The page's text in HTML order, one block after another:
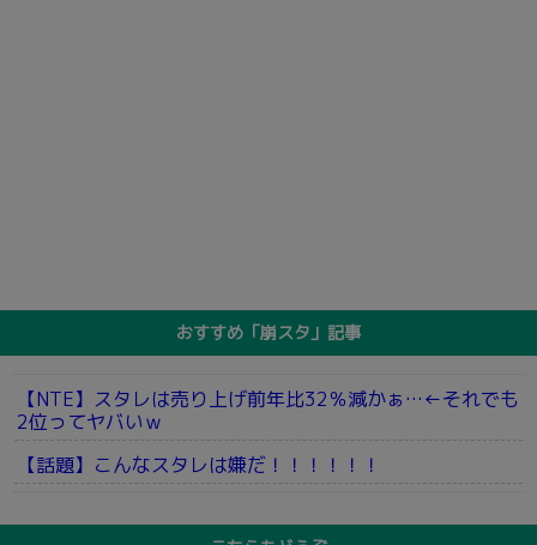
おすすめ「崩スタ」記事
【NTE】スタレは売り上げ前年比32％減かぁ…←それでも
2位ってヤバいｗ
【話題】こんなスタレは嫌だ！！！！！！